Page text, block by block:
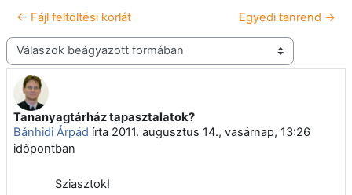
← Fájl feltöltési korlát Egyedi tanrend →
Megjelenítési mód
Tananyagtárház tapasztalatok?
Bánhidi Árpád írta 2011. augusztus 14., vasárnap, 13:26
időpontban
Válaszok szám: 0
Sziasztok!